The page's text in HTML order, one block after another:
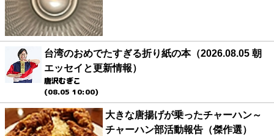
台湾のおめでたすぎる折り紙の本（2026.08.05 朝
エッセイと更新情報）
唐沢むぎこ
(08.05 10:00)
大きな唐揚げが乗ったチャーハン～
チャーハン部活動報告（傑作選）